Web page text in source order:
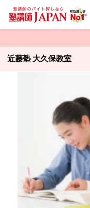
近藤塾 大久保教室